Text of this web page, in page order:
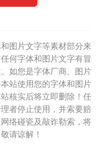
图片文字等素材部分来
何字体和图片文字有冒
如您是字体厂商、图片
站使用您的字体和图片
核实后将立即删除！任
者停止使用，并索要赔
络碰瓷及敲诈勒索，将
请谅解！